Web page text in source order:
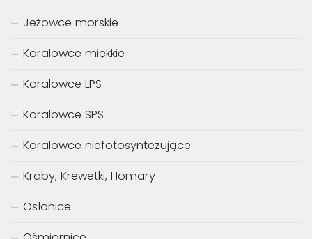
Jeżowce morskie
Koralowce miękkie
Koralowce LPS
Koralowce SPS
Koralowce niefotosyntezujące
Kraby, Krewetki, Homary
Osłonice